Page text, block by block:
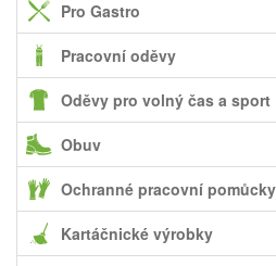
Pro Gastro
Pracovní oděvy
Oděvy pro volný čas a sport
Obuv
Ochranné pracovní pomůcky
Kartáčnické výrobky